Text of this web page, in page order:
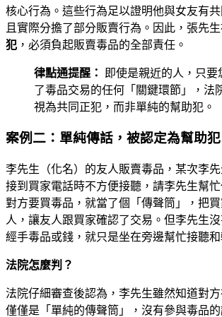
核心行為。這些行為足以證明他與女友有
且實際分擔了部分販賣行為。因此，張先
犯 ，必須負起販賣毒品的全部責任。
律點通提醒：
即使是親近的人，只要
了毒品交易的任何「關鍵環節」，法
視為共同正犯，而非單純的幫助犯。
案例二：單純傳話，被認定為幫助犯
李先生（化名）的友人販賣毒品，某次李
接到買家電話時不方便接聽，請李先生幫
對方要買毒品，就當了個「傳聲筒」，把
人，讓友人跟買家確認了交易。但李先生
經手毒品或錢，就只是坐在旁邊幫忙接聽和
法院怎麼判？
法院仔細審查後認為，李先生雖然知道對
僅僅是「單純的傳聲筒」，沒有參與毒品